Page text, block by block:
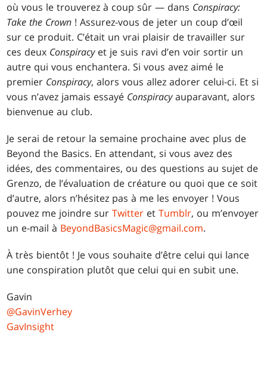
où vous le trouverez à coup sûr — dans Conspiracy:
Take the Crown ! Assurez-vous de jeter un coup d’œil
sur ce produit. C’était un vrai plaisir de travailler sur
ces deux Conspiracyet je suis ravi d’en voir sortir un
autre qui vous enchantera. Si vous avez aimé le
premier Conspiracy, alors vous allez adorer celui-ci. Et si
vous n’avez jamais essayé Conspiracyauparavant, alors
bienvenue au club.
Je serai de retour la semaine prochaine avec plus de
Beyond the Basics. En attendant, si vous avez des
idées, des commentaires, ou des questions au sujet de
Grenzo, de l’évaluation de créature ou quoi que ce soit
d’autre, alors n’hésitez pas à me les envoyer ! Vous
pouvez me joindre surTwitter etTumblr, ou m’envoyer
un e-mail à BeyondBasicsMagic@gmail.com.
À très bientôt ! Je vous souhaite d’être celui qui lance
une conspiration plutôt que celui qui en subit une.
Gavin
@GavinVerhey
GavInsight